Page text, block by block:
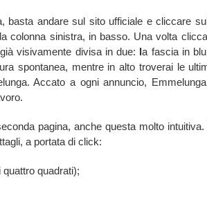
basta andare sul sito ufficiale e cliccare
colonna sinistra, in basso. Una volta
visivamente divisa in due: la fascia in
spontanea, mentre in alto troverai le
Accato a ogni annuncio,
pagina, anche questa molto intuitiva.
a portata di click:
quadrati);